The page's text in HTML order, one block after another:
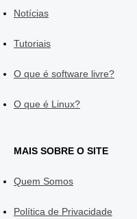
Notícias
Tutoriais
O que é software livre?
O que é Linux?
MAIS SOBRE O SITE
Quem Somos
Política de Privacidade